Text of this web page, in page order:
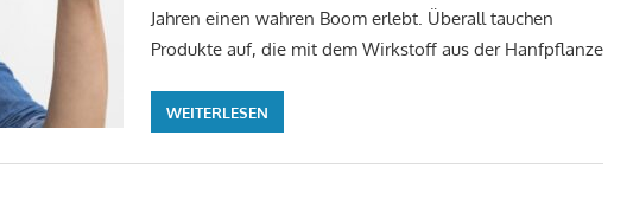
Jahren einen wahren Boom erlebt. Überall tauchen
Produkte auf, die mit dem Wirkstoff aus der Hanfpflanze
WEITERLESEN